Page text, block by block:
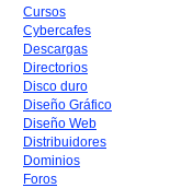
Cursos
Cybercafes
Descargas
Directorios
Disco duro
Diseño Gráfico
Diseño Web
Distribuidores
Dominios
Foros